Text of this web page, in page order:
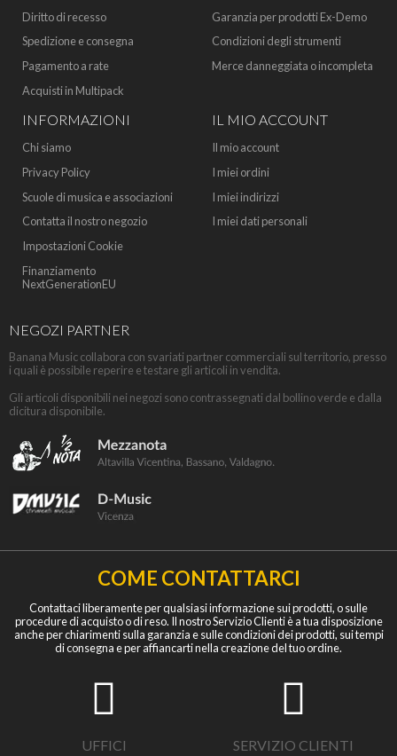
Diritto di recesso
Spedizione e consegna
Pagamento a rate
Acquisti in Multipack
Garanzia per prodotti Ex-Demo
Condizioni degli strumenti
Merce danneggiata o incompleta
INFORMAZIONI
Chi siamo
Privacy Policy
Scuole di musica e associazioni
Contatta il nostro negozio
Impostazioni Cookie
Finanziamento
NextGenerationEU
IL MIO ACCOUNT
Il mio account
I miei ordini
I miei indirizzi
I miei dati personali
NEGOZI PARTNER
Banana Music collabora con svariati partner commerciali sul territorio, presso
i quali è possibile reperire e testare gli articoli in vendita.
Gli articoli disponibili nei negozi sono contrassegnati dal bollino verde e dalla
dicitura disponibile.
COME CONTATTARCI
Contattaci liberamente per qualsiasi informazione sui prodotti, o sulle
procedure di acquisto o di reso. Il nostro Servizio Clienti è a tua disposizione
anche per chiarimenti sulla garanzia e sulle condizioni dei prodotti, sui tempi
di consegna e per affiancarti nella creazione del tuo ordine.
UFFICI
SERVIZIO CLIENTI